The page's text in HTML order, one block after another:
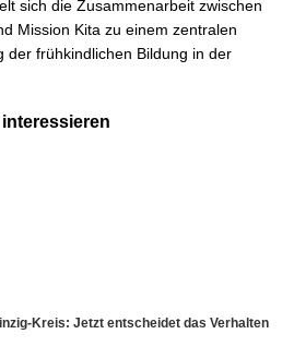
sich die Zusammenarbeit zwischen
Mission Kita zu einem zentralen
der frühkindlichen Bildung in der
Kreis: Jetzt entscheidet das Verhalten